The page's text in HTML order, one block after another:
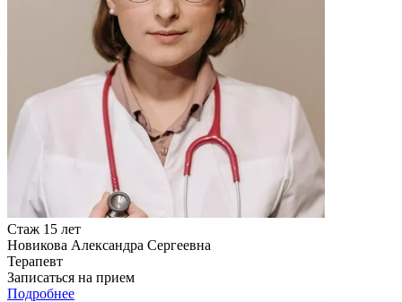
Стаж 15 лет
Новикова Александра Сергеевна
Терапевт
Записаться на прием
Подробнее